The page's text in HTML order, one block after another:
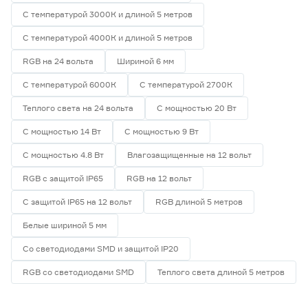
82 90
Тип светодиода
SMD2835
SMD3535 СОВ
SMD5050
СОВ
Марка
Apeyron
IEK
Navigator
Smartbuy
2
Страна производства
Китай 5
С температурой 3000К и длиной 5 метров
С температурой 4000К и длиной 5 метров
RGB на 24 вольта Шириной 6 мм
С температурой 6000К С температурой 2700К
Теплого света на 24 вольта С мощностью 20 Вт
С мощностью 14 Вт С мощностью 9 Вт
С мощностью 4.8 Вт Влагозащищенные на 12 вольт
RGB с защитой IP65 RGB на 12 вольт
С защитой IP65 на 12 вольт RGB длиной 5 метров
Белые шириной 5 мм
Со светодиодами SMD и защитой IP20
RGB со светодиодами SMD Теплого света длиной 5 метров